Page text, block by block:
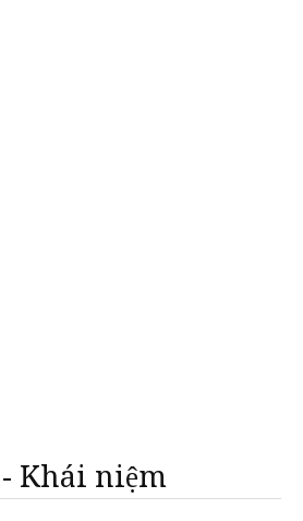
Khái niệm